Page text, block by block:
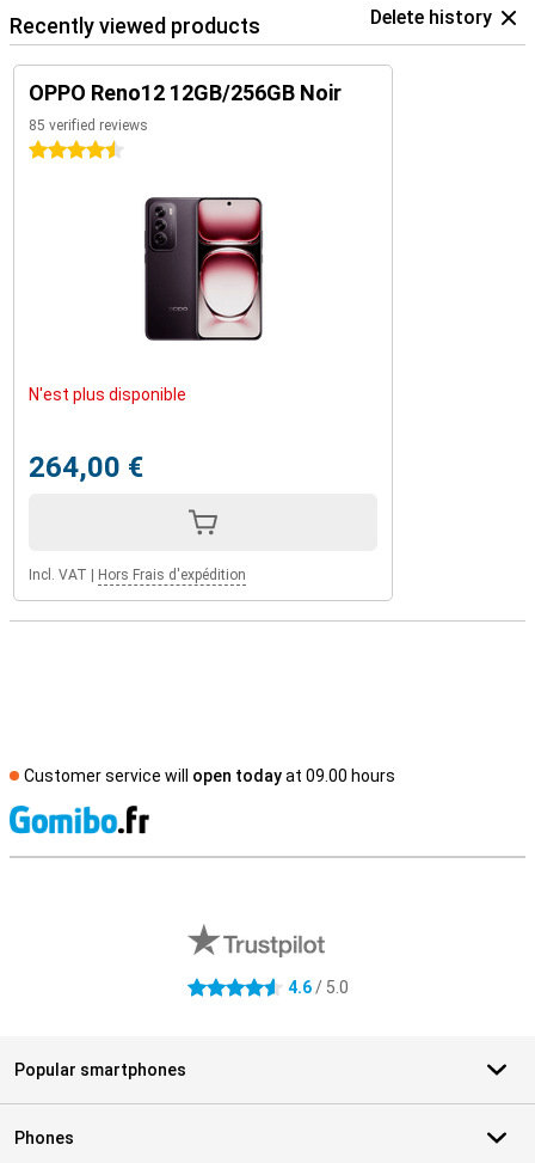
Recently viewed products Delete history
OPPO Reno12 12GB/256GB Noir
85 verified reviews
4.5 stars
N'est plus disponible
264,00 €
Incl. VAT Hors Frais d'expédition
Customer service will open todayat 09.00 hours
4.6 stars 4.6/ 5.0
Popular smartphones
Phones